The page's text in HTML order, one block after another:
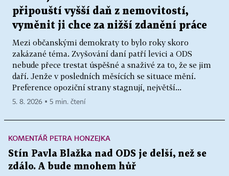
připouští vyšší daň z nemovitostí,
vyměnit ji chce za nižší zdanění práce
Mezi občanskými demokraty to bylo roky skoro
zakázané téma. Zvyšování daní patří levici a ODS
nebude přece trestat úspěšné a snaživé za to, že se jim
daří. Jenže v posledních měsících se situace mění.
Preference opoziční strany stagnují, největší...
5. 8. 2026 ▪ 5 min. čtení
KOMENTÁŘ PETRA HONZEJKA
Stín Pavla Blažka nad ODS je delší, než se
zdálo. A bude mnohem hůř